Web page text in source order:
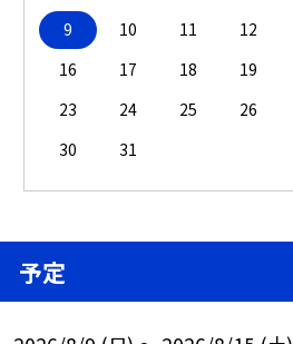
9
10 11 12
16
17 18 19
23
24 25 26
30
31
予定